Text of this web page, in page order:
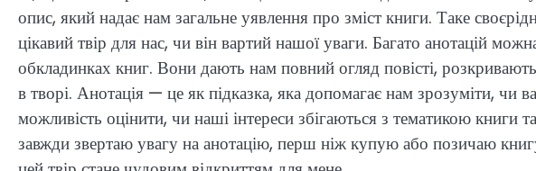
опис, який надає нам загальне уявлення про зміст книги. Таке
цікавий твір для нас, чи він вартий нашої уваги. Багато анотацій
обкладинках книг. Вони дають нам повний огляд повісті,
в творі. Анотація — це як підказка, яка допомагає нам зрозуміти, чи
можливість оцінити, чи наші інтереси збігаються з тематикою книги
завжди звертаю увагу на анотацію, перш ніж купую або позичаю